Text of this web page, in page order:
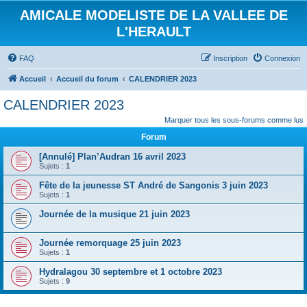
AMICALE MODELISTE DE LA VALLEE DE
L'HERAULT
FAQ Connexion
Inscription
Accueil Accueil du forum CALENDRIER 2023
CALENDRIER 2023
Marquer tous les sous-forums comme lus
Forum
[Annulé] Plan’Audran 16 avril 2023
Sujets : 1
Fête de la jeunesse ST André de Sangonis 3 juin 2023
Sujets : 1
Journée de la musique 21 juin 2023
Journée remorquage 25 juin 2023
Sujets : 1
Hydralagou 30 septembre et 1 octobre 2023
Sujets : 9